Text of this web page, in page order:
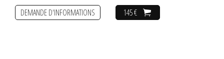
145 €
DEMANDE D'INFORMATIONS